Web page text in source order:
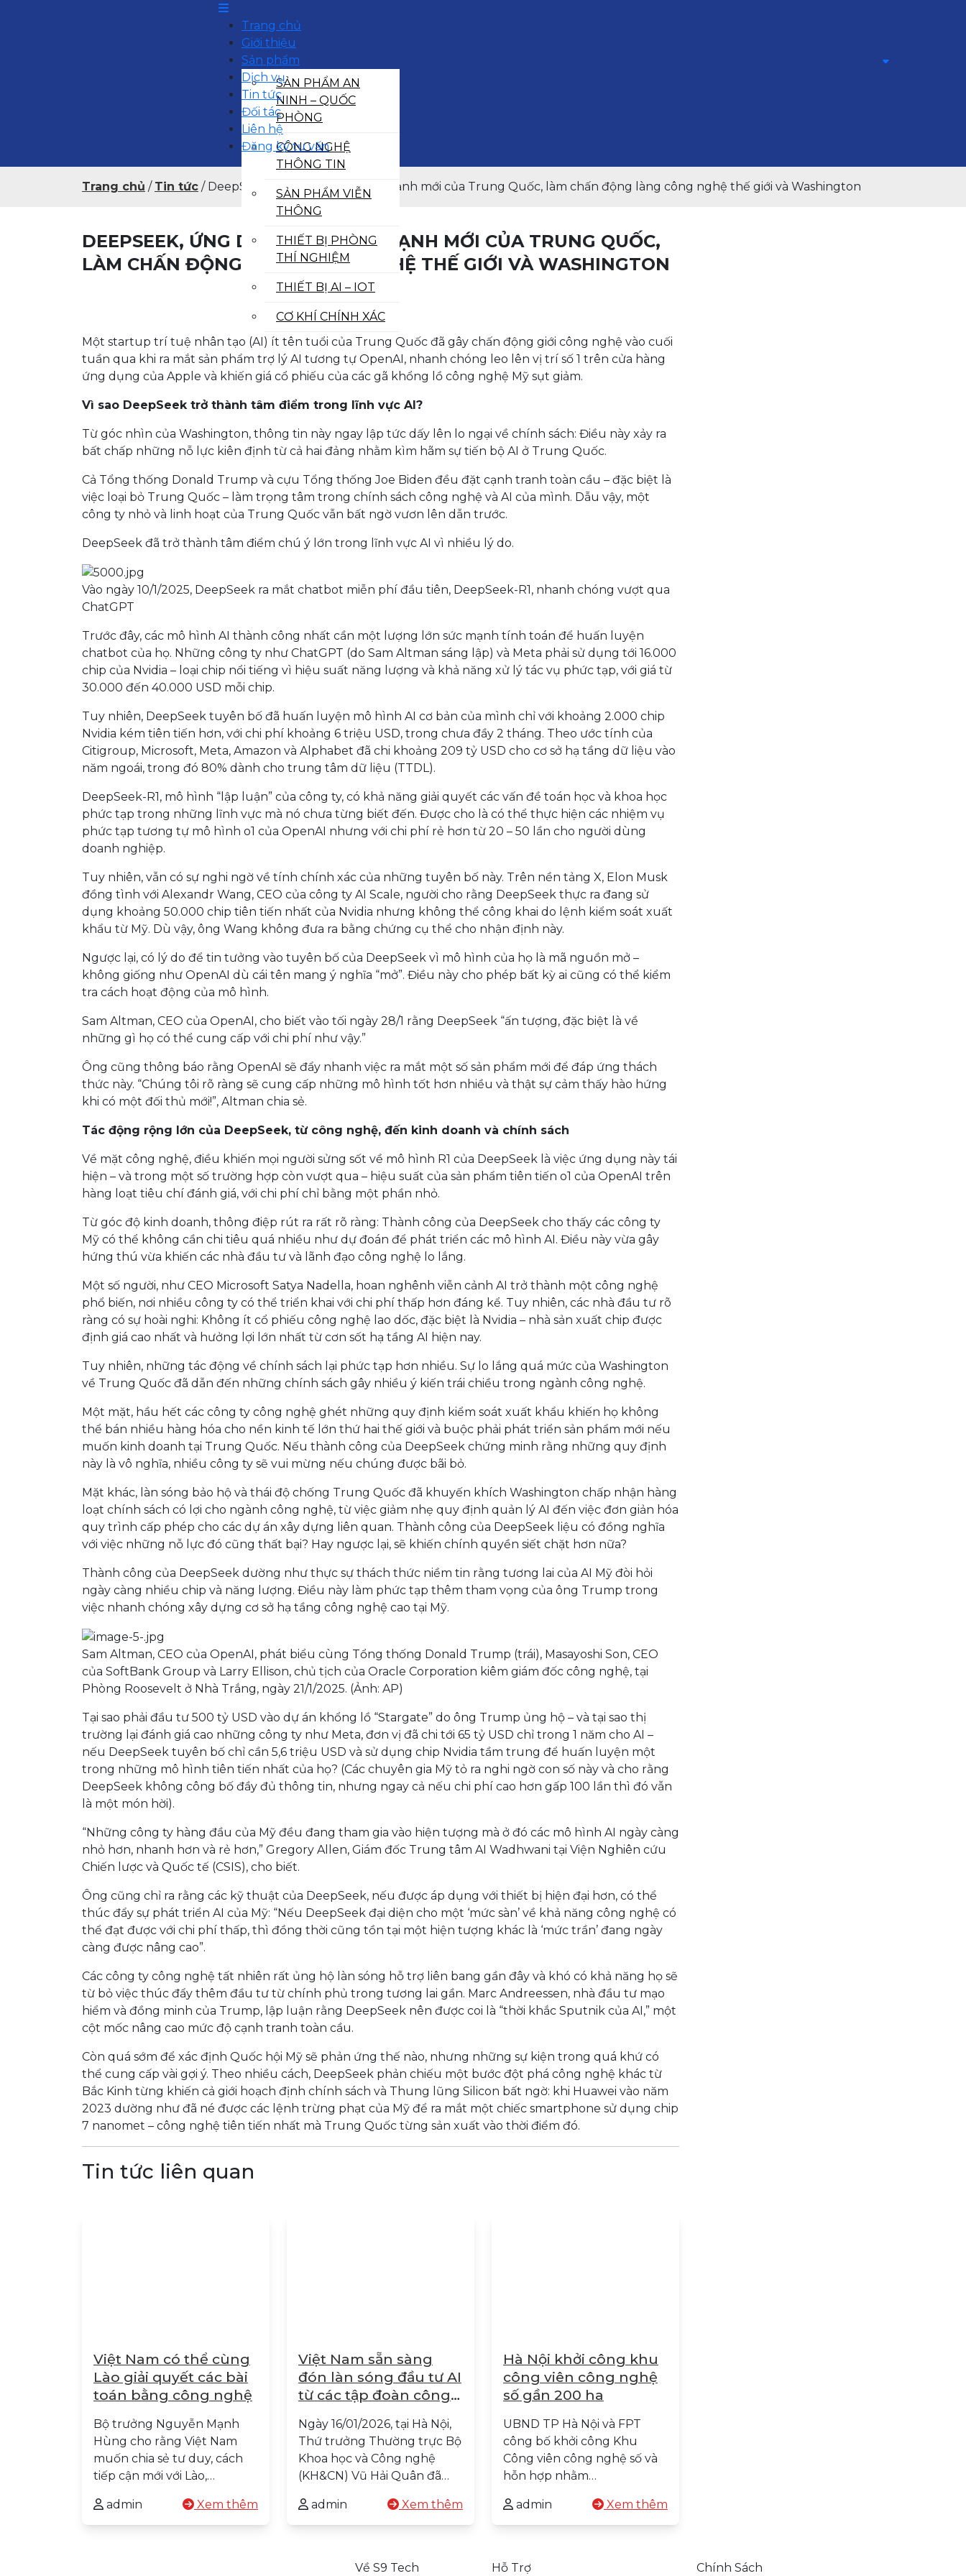
Trang chủ
Giới thiệu
Sản phẩm
SẢN PHẨM AN
NINH – QUỐC
PHÒNG
CÔNG NGHỆ
THÔNG TIN
SẢN PHẨM VIỄN
THÔNG
THIẾT BỊ PHÒNG
THÍ NGHIỆM
THIẾT BỊ AI – IOT
CƠ KHÍ CHÍNH XÁC
Dịch vụ
Tin tức
Đối tác
Liên hệ
Đăng ký tư vấn
Trang chủ / Tin tức / DeepSeek, ứng dụng AI hùng mạnh mới của Trung Quốc, làm chấn động làng công nghệ thế giới và Washington
DEEPSEEK, ỨNG DỤNG AI HÙNG MẠNH MỚI CỦA TRUNG QUỐC,
LÀM CHẤN ĐỘNG LÀNG CÔNG NGHỆ THẾ GIỚI VÀ WASHINGTON
Một startup trí tuệ nhân tạo (AI) ít tên tuổi của Trung Quốc đã gây chấn động giới công nghệ vào cuối
tuần qua khi ra mắt sản phẩm trợ lý AI tương tự OpenAI, nhanh chóng leo lên vị trí số 1 trên cửa hàng
ứng dụng của Apple và khiến giá cổ phiếu của các gã khổng lồ công nghệ Mỹ sụt giảm.
Vì sao DeepSeek trở thành tâm điểm trong lĩnh vực AI?
Từ góc nhìn của Washington, thông tin này ngay lập tức dấy lên lo ngại về chính sách: Điều này xảy ra
bất chấp những nỗ lực kiên định từ cả hai đảng nhằm kìm hãm sự tiến bộ AI ở Trung Quốc.
Cả Tổng thống Donald Trump và cựu Tổng thống Joe Biden đều đặt cạnh tranh toàn cầu – đặc biệt là
việc loại bỏ Trung Quốc – làm trọng tâm trong chính sách công nghệ và AI của mình. Dẫu vậy, một
công ty nhỏ và linh hoạt của Trung Quốc vẫn bất ngờ vươn lên dẫn trước.
DeepSeek đã trở thành tâm điểm chú ý lớn trong lĩnh vực AI vì nhiều lý do.
Vào ngày 10/1/2025, DeepSeek ra mắt chatbot miễn phí đầu tiên, DeepSeek-R1, nhanh chóng vượt qua
ChatGPT
Trước đây, các mô hình AI thành công nhất cần một lượng lớn sức mạnh tính toán để huấn luyện
chatbot của họ. Những công ty như ChatGPT (do Sam Altman sáng lập) và Meta phải sử dụng tới 16.000
chip của Nvidia – loại chip nổi tiếng vì hiệu suất năng lượng và khả năng xử lý tác vụ phức tạp, với giá từ
30.000 đến 40.000 USD mỗi chip.
Tuy nhiên, DeepSeek tuyên bố đã huấn luyện mô hình AI cơ bản của mình chỉ với khoảng 2.000 chip
Nvidia kém tiên tiến hơn, với chi phí khoảng 6 triệu USD, trong chưa đầy 2 tháng. Theo ước tính của
Citigroup, Microsoft, Meta, Amazon và Alphabet đã chi khoảng 209 tỷ USD cho cơ sở hạ tầng dữ liệu vào
năm ngoái, trong đó 80% dành cho trung tâm dữ liệu (TTDL).
DeepSeek-R1, mô hình “lập luận” của công ty, có khả năng giải quyết các vấn đề toán học và khoa học
phức tạp trong những lĩnh vực mà nó chưa từng biết đến. Được cho là có thể thực hiện các nhiệm vụ
phức tạp tương tự mô hình o1 của OpenAI nhưng với chi phí rẻ hơn từ 20 – 50 lần cho người dùng
doanh nghiệp.
Tuy nhiên, vẫn có sự nghi ngờ về tính chính xác của những tuyên bố này. Trên nền tảng X, Elon Musk
đồng tình với Alexandr Wang, CEO của công ty AI Scale, người cho rằng DeepSeek thực ra đang sử
dụng khoảng 50.000 chip tiên tiến nhất của Nvidia nhưng không thể công khai do lệnh kiểm soát xuất
khẩu từ Mỹ. Dù vậy, ông Wang không đưa ra bằng chứng cụ thể cho nhận định này.
Ngược lại, có lý do để tin tưởng vào tuyên bố của DeepSeek vì mô hình của họ là mã nguồn mở –
không giống như OpenAI dù cái tên mang ý nghĩa “mở”. Điều này cho phép bất kỳ ai cũng có thể kiểm
tra cách hoạt động của mô hình.
Sam Altman, CEO của OpenAI, cho biết vào tối ngày 28/1 rằng DeepSeek “ấn tượng, đặc biệt là về
những gì họ có thể cung cấp với chi phí như vậy.”
Ông cũng thông báo rằng OpenAI sẽ đẩy nhanh việc ra mắt một số sản phẩm mới để đáp ứng thách
thức này. “Chúng tôi rõ ràng sẽ cung cấp những mô hình tốt hơn nhiều và thật sự cảm thấy hào hứng
khi có một đối thủ mới!”, Altman chia sẻ.
Tác động rộng lớn của DeepSeek, từ công nghệ, đến kinh doanh và chính sách
Về mặt công nghệ, điều khiến mọi người sửng sốt về mô hình R1 của DeepSeek là việc ứng dụng này tái
hiện – và trong một số trường hợp còn vượt qua – hiệu suất của sản phẩm tiên tiến o1 của OpenAI trên
hàng loạt tiêu chí đánh giá, với chi phí chỉ bằng một phần nhỏ.
Từ góc độ kinh doanh, thông điệp rút ra rất rõ ràng: Thành công của DeepSeek cho thấy các công ty
Mỹ có thể không cần chi tiêu quá nhiều như dự đoán để phát triển các mô hình AI. Điều này vừa gây
hứng thú vừa khiến các nhà đầu tư và lãnh đạo công nghệ lo lắng.
Một số người, như CEO Microsoft Satya Nadella, hoan nghênh viễn cảnh AI trở thành một công nghệ
phổ biến, nơi nhiều công ty có thể triển khai với chi phí thấp hơn đáng kể. Tuy nhiên, các nhà đầu tư rõ
ràng có sự hoài nghi: Không ít cổ phiếu công nghệ lao dốc, đặc biệt là Nvidia – nhà sản xuất chip được
định giá cao nhất và hưởng lợi lớn nhất từ cơn sốt hạ tầng AI hiện nay.
Tuy nhiên, những tác động về chính sách lại phức tạp hơn nhiều. Sự lo lắng quá mức của Washington
về Trung Quốc đã dẫn đến những chính sách gây nhiều ý kiến trái chiều trong ngành công nghệ.
Một mặt, hầu hết các công ty công nghệ ghét những quy định kiểm soát xuất khẩu khiến họ không
thể bán nhiều hàng hóa cho nền kinh tế lớn thứ hai thế giới và buộc phải phát triển sản phẩm mới nếu
muốn kinh doanh tại Trung Quốc. Nếu thành công của DeepSeek chứng minh rằng những quy định
này là vô nghĩa, nhiều công ty sẽ vui mừng nếu chúng được bãi bỏ.
Mặt khác, làn sóng bảo hộ và thái độ chống Trung Quốc đã khuyến khích Washington chấp nhận hàng
loạt chính sách có lợi cho ngành công nghệ, từ việc giảm nhẹ quy định quản lý AI đến việc đơn giản hóa
quy trình cấp phép cho các dự án xây dựng liên quan. Thành công của DeepSeek liệu có đồng nghĩa
với việc những nỗ lực đó cũng thất bại? Hay ngược lại, sẽ khiến chính quyền siết chặt hơn nữa?
Thành công của DeepSeek dường như thực sự thách thức niềm tin rằng tương lai của AI Mỹ đòi hỏi
ngày càng nhiều chip và năng lượng. Điều này làm phức tạp thêm tham vọng của ông Trump trong
việc nhanh chóng xây dựng cơ sở hạ tầng công nghệ cao tại Mỹ.
Sam Altman, CEO của OpenAI, phát biểu cùng Tổng thống Donald Trump (trái), Masayoshi Son, CEO
của SoftBank Group và Larry Ellison, chủ tịch của Oracle Corporation kiêm giám đốc công nghệ, tại
Phòng Roosevelt ở Nhà Trắng, ngày 21/1/2025. (Ảnh: AP)
Tại sao phải đầu tư 500 tỷ USD vào dự án khổng lồ “Stargate” do ông Trump ủng hộ – và tại sao thị
trường lại đánh giá cao những công ty như Meta, đơn vị đã chi tới 65 tỷ USD chỉ trong 1 năm cho AI –
nếu DeepSeek tuyên bố chỉ cần 5,6 triệu USD và sử dụng chip Nvidia tầm trung để huấn luyện một
trong những mô hình tiên tiến nhất của họ? (Các chuyên gia Mỹ tỏ ra nghi ngờ con số này và cho rằng
DeepSeek không công bố đầy đủ thông tin, nhưng ngay cả nếu chi phí cao hơn gấp 100 lần thì đó vẫn
là một món hời).
“Những công ty hàng đầu của Mỹ đều đang tham gia vào hiện tượng mà ở đó các mô hình AI ngày càng
nhỏ hơn, nhanh hơn và rẻ hơn,” Gregory Allen, Giám đốc Trung tâm AI Wadhwani tại Viện Nghiên cứu
Chiến lược và Quốc tế (CSIS), cho biết.
Ông cũng chỉ ra rằng các kỹ thuật của DeepSeek, nếu được áp dụng với thiết bị hiện đại hơn, có thể
thúc đẩy sự phát triển AI của Mỹ: “Nếu DeepSeek đại diện cho một ‘mức sàn’ về khả năng công nghệ có
thể đạt được với chi phí thấp, thì đồng thời cũng tồn tại một hiện tượng khác là ‘mức trần’ đang ngày
càng được nâng cao”.
Các công ty công nghệ tất nhiên rất ủng hộ làn sóng hỗ trợ liên bang gần đây và khó có khả năng họ sẽ
từ bỏ việc thúc đẩy thêm đầu tư từ chính phủ trong tương lai gần. Marc Andreessen, nhà đầu tư mạo
hiểm và đồng minh của Trump, lập luận rằng DeepSeek nên được coi là “thời khắc Sputnik của AI,” một
cột mốc nâng cao mức độ cạnh tranh toàn cầu.
Còn quá sớm để xác định Quốc hội Mỹ sẽ phản ứng thế nào, nhưng những sự kiện trong quá khứ có
thể cung cấp vài gợi ý. Theo nhiều cách, DeepSeek phản chiếu một bước đột phá công nghệ khác từ
Bắc Kinh từng khiến cả giới hoạch định chính sách và Thung lũng Silicon bất ngờ: khi Huawei vào năm
2023 dường như đã né được các lệnh trừng phạt của Mỹ để ra mắt một chiếc smartphone sử dụng chip
7 nanomet – công nghệ tiên tiến nhất mà Trung Quốc từng sản xuất vào thời điểm đó.
Tin tức liên quan
Việt Nam có thể cùng
Lào giải quyết các bài
toán bằng công nghệ
Bộ trưởng Nguyễn Mạnh
Hùng cho rằng Việt Nam
muốn chia sẻ tư duy, cách
tiếp cận mới với Lào,…
admin Xem thêm
Việt Nam sẵn sàng
đón làn sóng đầu tư AI
từ các tập đoàn công
Ngày 16/01/2026, tại Hà Nội,
Thứ trưởng Thường trực Bộ
Khoa học và Công nghệ
(KH&CN) Vũ Hải Quân đã…
admin Xem thêm
Hà Nội khởi công khu
công viên công nghệ
số gần 200 ha
UBND TP Hà Nội và FPT
công bố khởi công Khu
Công viên công nghệ số và
hỗn hợp nhằm…
admin Xem thêm
Về S9 Tech Hỗ Trợ Chính Sách